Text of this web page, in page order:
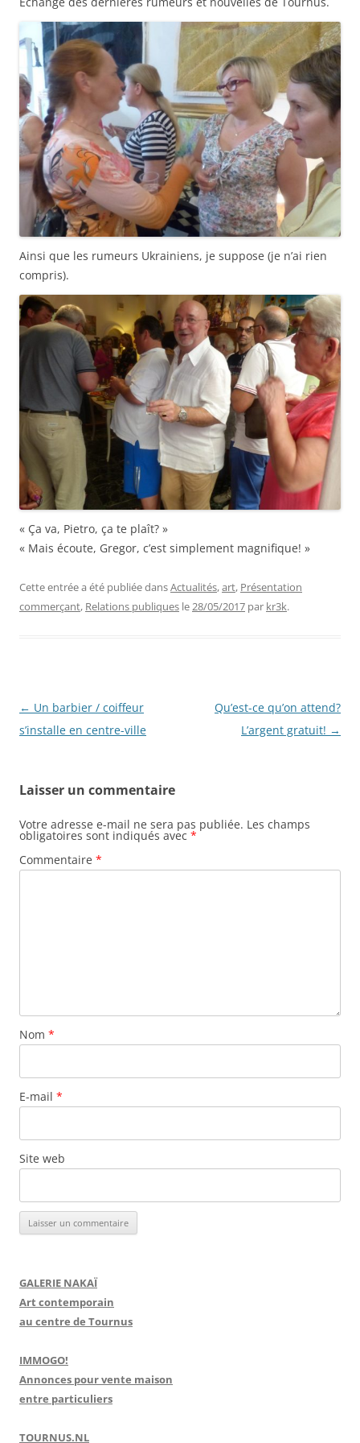
Ainsi que les rumeurs Ukrainiens, je suppose (je n’ai rien
compris).
« Ça va, Pietro, ça te plaît? »
« Mais écoute, Gregor, c’est simplement magnifique! »
Cette entrée a été publiée dansActualités,art, Présentation
commerçant, Relations publiques le28/05/2017 par kr3k.
Navigation
des
← Un barbier / coiffeur
s’installe en centre-ville
Qu’est-ce qu’on attend?
L’argent gratuit! →
Laisser un commentaire
Votre adresse e-mail ne sera pas publiée. Les champs
obligatoires sont indiqués avec *
Commentaire *
Nom *
E-mail *
Site web
GALERIE NAKAÏ
Art contemporain
au centre de Tournus
IMMOGO!
Annonces pour vente maison
entre particuliers
TOURNUS.NL